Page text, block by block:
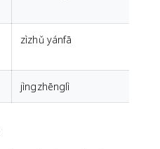
zìzhǔ yánfā
jìngzhēnglì